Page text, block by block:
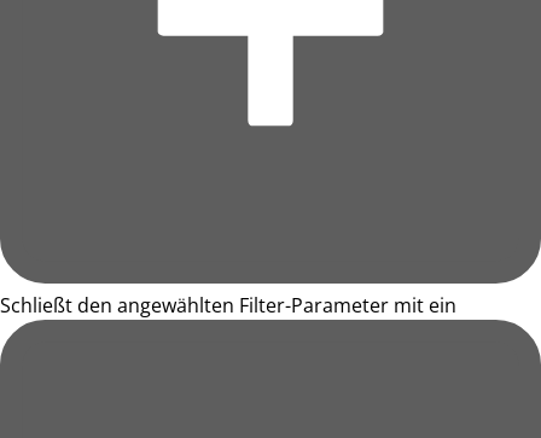
Schließt den angewählten Filter-Parameter mit ein